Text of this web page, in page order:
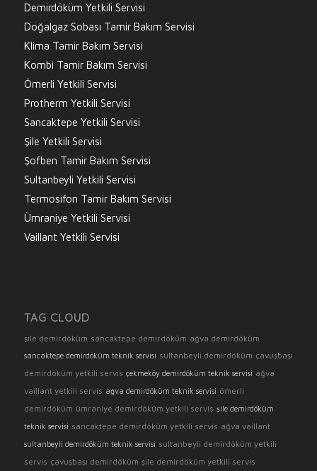
Demirdöküm Yetkili Servisi
Doğalgaz Sobası Tamir Bakım Servisi
Klima Tamir Bakım Servisi
Kombi Tamir Bakım Servisi
Ömerli Yetkili Servisi
Protherm Yetkili Servisi
Sancaktepe Yetkili Servisi
Şile Yetkili Servisi
Şofben Tamir Bakım Servisi
Sultanbeyli Yetkili Servisi
Termosifon Tamir Bakım Servisi
Ümraniye Yetkili Servisi
Vaillant Yetkili Servisi
TAG CLOUD
şile demirdöküm sancaktepe demirdöküm ağva demirdöküm
sancaktepe demirdöküm teknik servisi sultanbeyli demirdöküm çavuşbaşı
demirdöküm yetkili servis çekmeköy demirdöküm teknik servisi ağva
vaillant yetkili servis ağva demirdöküm teknik servisi ömerli
demirdöküm ümraniye demirdöküm yetkili servis şile demirdöküm
teknik servisi sancaktepe demirdöküm yetkili servis ağva vaillant
sultanbeyli demirdöküm teknik servisi sultanbeyli demirdöküm yetkili
servis çavuşbaşı demirdöküm şile demirdöküm yetkili servis